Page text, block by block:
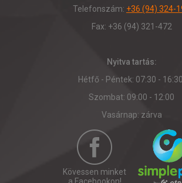
Telefonszám: +36 (94) 324-
Fax: +36 (94) 321-472
Nyitva tartás:
Hétfő - Péntek: 07:30 -
Szombat: 09:00 - 12:00
Vasárnap: zárva
Kövessen minket